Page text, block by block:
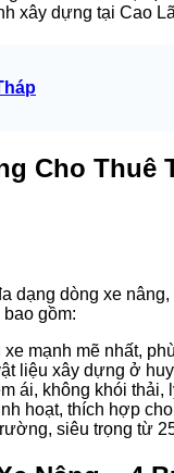
xây dựng tại Cao
Cho Thuê
dạng dòng xe
gồm:
mạnh mẽ nhất,
liệu xây dựng ở
ái, không khói
hoạt, thích hợp
siêu trọng từ